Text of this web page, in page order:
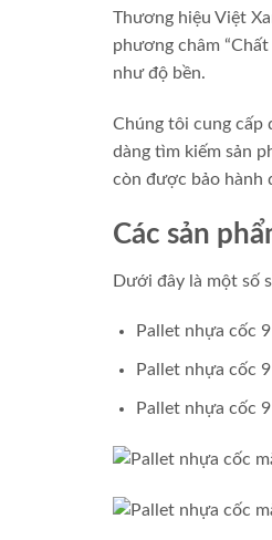
Thương hiệu Việt
phương châm
như độ bền.
Chúng tôi cung cấp
dàng tìm kiếm sản
còn được bảo hành
Các sản
Dưới đây là một số
Pallet nhựa cốc
Pallet nhựa cốc
Pallet nhựa cốc